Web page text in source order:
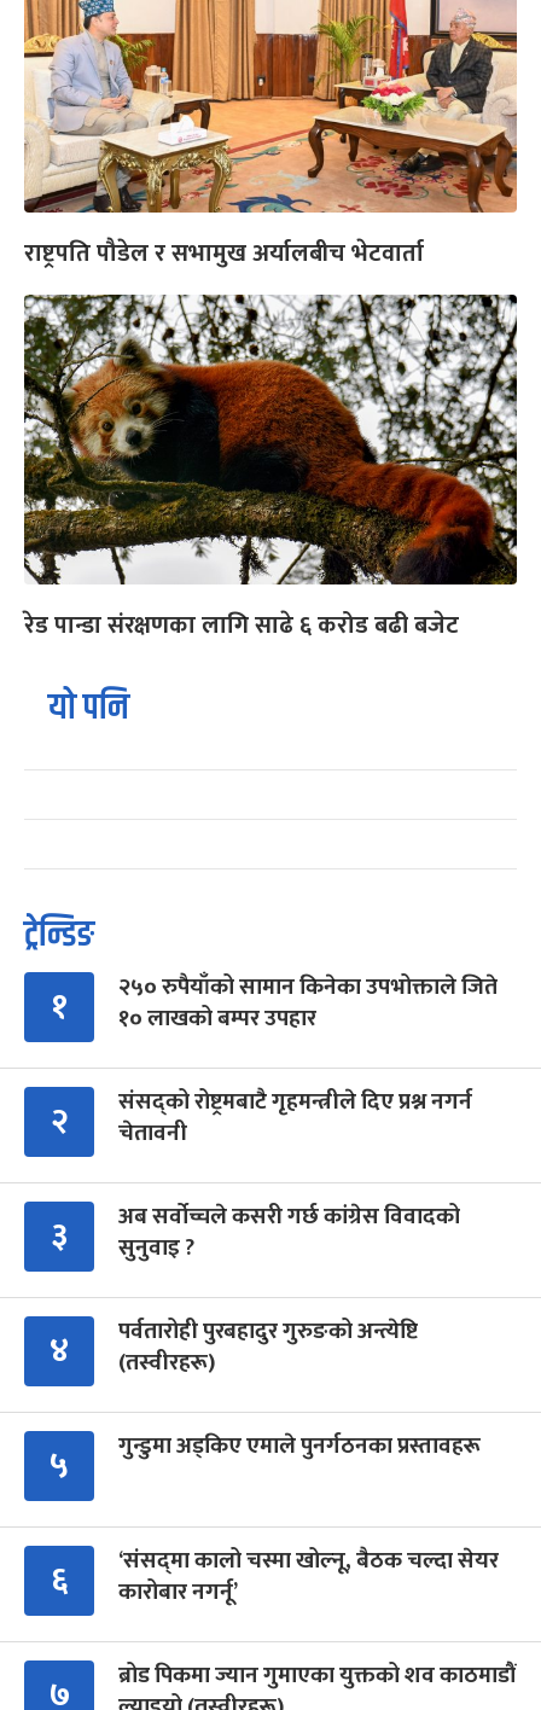
राष्ट्रपति पौडेल र सभामुख अर्यालबीच भेटवार्ता
रेड पान्डा संरक्षणका लागि साढे ६ करोड बढी बजेट
यो पनि
ट्रेन्डिङ
१
२५० रुपैयाँको सामान किनेका उपभोक्ताले जिते
१० लाखको बम्पर उपहार
२
संसद्को रोष्ट्रमबाटै गृहमन्त्रीले दिए प्रश्न नगर्न
चेतावनी
३
अब सर्वोच्चले कसरी गर्छ कांग्रेस विवादको
सुनुवाइ ?
४
पर्वतारोही पुरबहादुर गुरुङको अन्त्येष्टि
(तस्वीरहरू)
५ गुन्डुमा अड्किए एमाले पुनर्गठनका प्रस्तावहरू
६
‘संसद्‍मा कालो चस्मा खोल्नू, बैठक चल्दा सेयर
कारोबार नगर्नू’
७
ब्रोड पिकमा ज्यान गुमाएका युक्तको शव काठमाडौं